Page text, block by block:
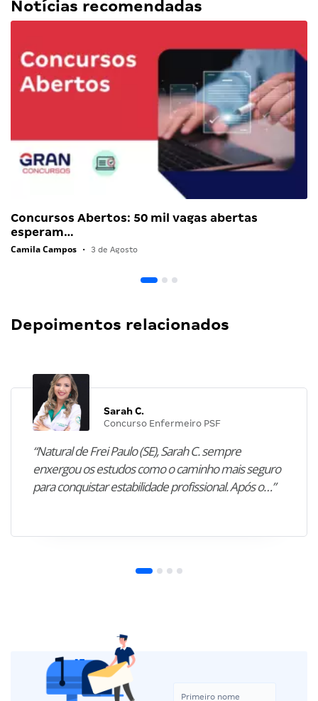
Notícias recomendadas
Concursos Abertos: 50 mil vagas abertas
esperam…
Camila Campos • 3 de Agosto
Depoimentos relacionados
Sarah C.
Concurso Enfermeiro PSF
“Natural de Frei Paulo (SE), Sarah C. sempre
enxergou os estudos como o caminho mais seguro
para conquistar estabilidade profissional. Após o…”